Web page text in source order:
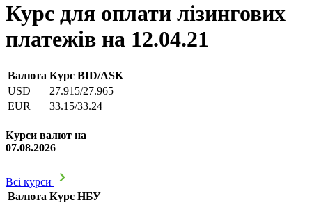
Курс для оплати лізингових
платежів на 12.04.21
Валюта Курс BID/ASK
USD
27.915/27.965
EUR
33.15/33.24
Курси валют на
07.08.2026
Всі курси
Валюта Курс НБУ